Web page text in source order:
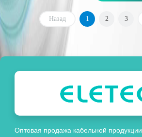
Назад 1 2 3
Оптовая продажа кабельной продукции